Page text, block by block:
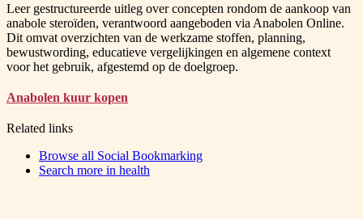
Leer gestructureerde uitleg over concepten rondom de aankoop van
anabole steroïden, verantwoord aangeboden via Anabolen Online.
Dit omvat overzichten van de werkzame stoffen, planning,
bewustwording, educatieve vergelijkingen en algemene context
voor het gebruik, afgestemd op de doelgroep.
Anabolen kuur kopen
Related links
Browse all Social Bookmarking
Search more in health